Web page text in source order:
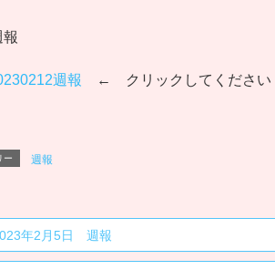
週報 ← クリックしてください
ー 週報
年2月5日 週報